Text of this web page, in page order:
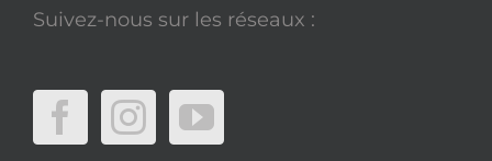
Suivez-nous sur les réseaux :